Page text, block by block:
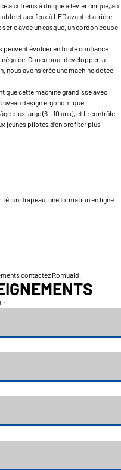
aux freins à disque à levier unique, au
et aux feux à LED avant et arrière
avec un casque, un cordon coupe-
peuvent évoluer en toute confiance
Conçu pour développer la
nous avons créé une machine dotée
que cette machine grandisse avec
design ergonomique
plus large (6 - 10 ans), et le contrôle
jeunes pilotes d’en profiter plus
un drapeau, une formation en ligne
contactez Romuald.
: